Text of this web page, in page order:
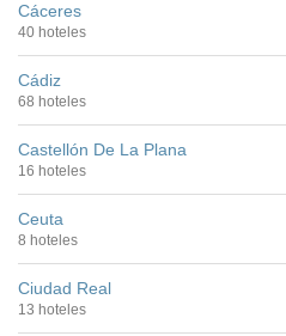
Cáceres
40 hoteles
Cádiz
68 hoteles
Castellón De La Plana
16 hoteles
Ceuta
8 hoteles
Ciudad Real
13 hoteles